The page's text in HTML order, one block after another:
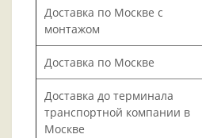
Доставка по Москве с
монтажом
Доставка по Москве
Доставка до терминала
транспортной компании в
Москве